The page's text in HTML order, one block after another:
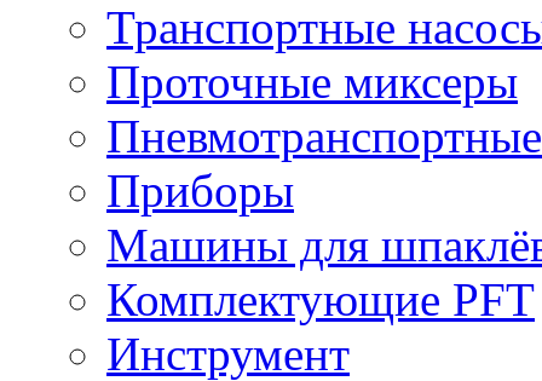
Транспортные
Проточные миксеры
Приборы
Машины для
Комплектующие PFT
Инструмент